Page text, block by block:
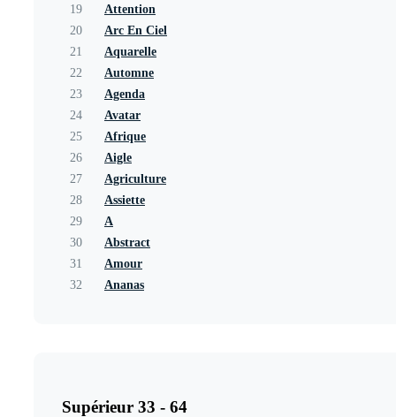
19
Attention
20
Arc En Ciel
21
Aquarelle
22
Automne
23
Agenda
24
Avatar
25
Afrique
26
Aigle
27
Agriculture
28
Assiette
29
A
30
Abstract
31
Amour
32
Ananas
Supérieur 33 - 64